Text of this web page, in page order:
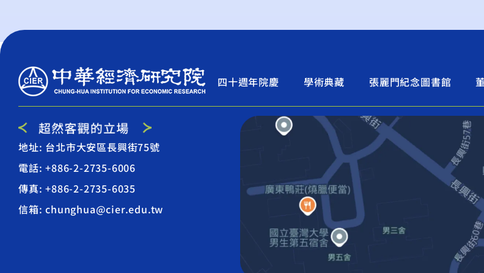
四十週年院慶 學術典藏 張麗門紀念圖書館
地址: 台北市大安區長興街75號
電話: +886-2-2735-6006
傳真: +886-2-2735-6035
信箱: chunghua@cier.edu.tw